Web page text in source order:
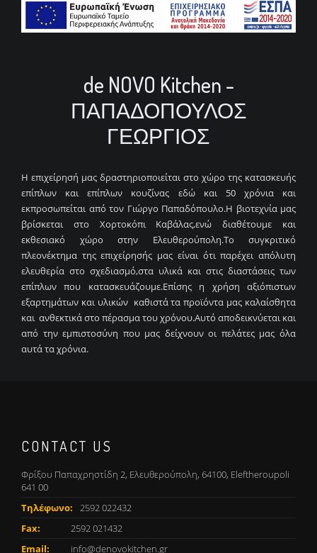
de NOVO Kitchen -
ΠΑΠΑΔΟΠΟΥΛΟΣ
ΓΕΩΡΓΙΟΣ
Η επιχείρησή μας δραστηριοποιείται στο χώρο της κατασκευής
επίπλων και επίπλων κουζίνας εδώ και 50 χρόνια και
εκπροσωπείται από τον Γιώργο Παπαδόπουλο.Η βιοτεχνία μας
βρίσκεται στο Χορτοκόπι Καβάλας,ενώ διαθέτουμε και
εκθεσιακό χώρο στην Ελευθερούπολη.Το συγκριτικό
πλεονέκτημα της επιχείρησής μας είναι ότι παρέχει απόλυτη
ελευθερία στο σχεδιασμό,στα υλικά και στις διαστάσεις των
επίπλων που κατασκευάζουμε.Επίσης η χρήση αξιόπιστων
εξαρτημάτων και υλικών καθιστά τα προϊόντα μας καλαίσθητα
και ανθεκτικά στο πέρασμα του χρόνου.Αυτό αποδεικνύεται και
από την εμπιστοσύνη που μας δείχνουν οι πελάτες μας όλα
αυτά τα χρόνια.
CONTACT US
Φρίξου Παπαχρηστίδη 2, Ελευθερούπολη, 64100, Eleftheroupoli
641 00
Τηλέφωνο:
2592 022432
Fax:
2592 021432
Email:
info@denovokitchen.gr